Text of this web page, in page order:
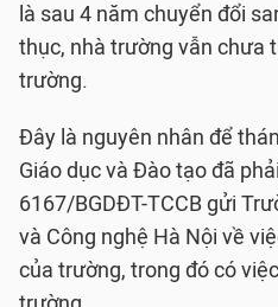
là sau 4 năm chuyển đổi
thục, nhà trường vẫn chưa
trường.
Đây là nguyên nhân để
Giáo dục và Đào tạo đã
6167/BGDĐT-TCCB gửi
và Công nghệ Hà Nội về
của trường, trong đó có